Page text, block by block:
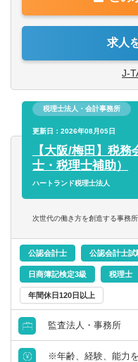
【求める人材】
■ 謙虚さと素直さが
■コミュニケーショ
方（コミュニケーシ
■悪いことも含めあら
とができる（主体性）
■成長意欲が高い（プ
・法人税/消費税/償
・資産税（相続対策
■税務支援（スポット
・税務面の調査（税務
・組織再編ストラク
※経験スキルによっ
求人
J-
税理士法人・会計事務所
更新日：2026年08月05日
【大阪/梅田】税
士・税理士補助）
ハートランド税理士法人
次世代の働き方を創造する事務
公認会計士 公認会計士試
日商簿記検定3級 税理士
年間休日120日以上
監査法人・事務所
※年齢、経験、能力